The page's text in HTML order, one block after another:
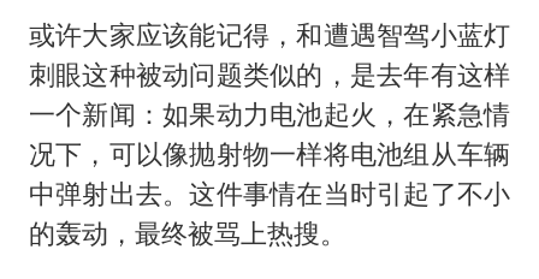
或许大家应该能记得，和遭遇智驾小蓝灯
刺眼这种被动问题类似的，是去年有这样
一个新闻：如果动力电池起火，在紧急情
况下，可以像抛射物一样将电池组从车辆
中弹射出去。这件事情在当时引起了不小
的轰动，最终被骂上热搜。